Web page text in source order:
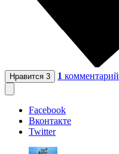
Нравится 3 1 комментарий
Facebook
Вконтакте
Twitter